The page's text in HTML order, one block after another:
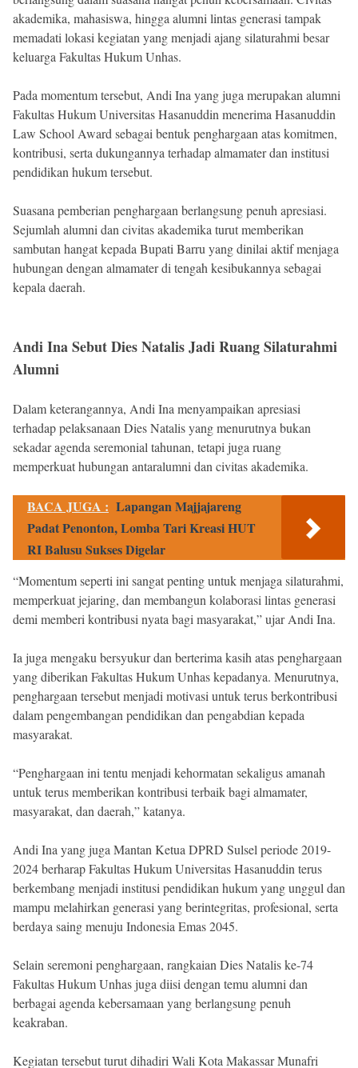
akademika, mahasiswa, hingga alumni lintas generasi tampak
memadati lokasi kegiatan yang menjadi ajang silaturahmi besar
keluarga Fakultas Hukum Unhas.
Pada momentum tersebut, Andi Ina yang juga merupakan alumni
Fakultas Hukum Universitas Hasanuddin menerima Hasanuddin
Law School Award sebagai bentuk penghargaan atas komitmen,
kontribusi, serta dukungannya terhadap almamater dan institusi
pendidikan hukum tersebut.
Suasana pemberian penghargaan berlangsung penuh apresiasi.
Sejumlah alumni dan civitas akademika turut memberikan
sambutan hangat kepada Bupati Barru yang dinilai aktif menjaga
hubungan dengan almamater di tengah kesibukannya sebagai
kepala daerah.
Andi Ina Sebut Dies Natalis Jadi Ruang Silaturahmi
Alumni
Dalam keterangannya, Andi Ina menyampaikan apresiasi
terhadap pelaksanaan Dies Natalis yang menurutnya bukan
sekadar agenda seremonial tahunan, tetapi juga ruang
memperkuat hubungan antaralumni dan civitas akademika.
BACA JUGA : Lapangan Majjajareng
Padat Penonton, Lomba Tari Kreasi HUT
RI Balusu Sukses Digelar
“Momentum seperti ini sangat penting untuk menjaga silaturahmi,
memperkuat jejaring, dan membangun kolaborasi lintas generasi
demi memberi kontribusi nyata bagi masyarakat,” ujar Andi Ina.
Ia juga mengaku bersyukur dan berterima kasih atas penghargaan
yang diberikan Fakultas Hukum Unhas kepadanya. Menurutnya,
penghargaan tersebut menjadi motivasi untuk terus berkontribusi
dalam pengembangan pendidikan dan pengabdian kepada
masyarakat.
“Penghargaan ini tentu menjadi kehormatan sekaligus amanah
untuk terus memberikan kontribusi terbaik bagi almamater,
masyarakat, dan daerah,” katanya.
Andi Ina yang juga Mantan Ketua DPRD Sulsel periode 2019-
2024 berharap Fakultas Hukum Universitas Hasanuddin terus
berkembang menjadi institusi pendidikan hukum yang unggul dan
mampu melahirkan generasi yang berintegritas, profesional, serta
berdaya saing menuju Indonesia Emas 2045.
Selain seremoni penghargaan, rangkaian Dies Natalis ke-74
Fakultas Hukum Unhas juga diisi dengan temu alumni dan
berbagai agenda kebersamaan yang berlangsung penuh
keakraban.
Kegiatan tersebut turut dihadiri Wali Kota Makassar Munafri